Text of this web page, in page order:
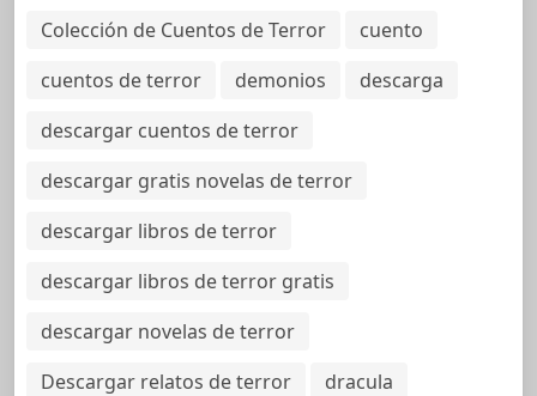
Colección de Cuentos de Terror
cuento
cuentos de terror
demonios
descarga
descargar cuentos de terror
descargar gratis novelas de terror
descargar libros de terror
descargar libros de terror gratis
descargar novelas de terror
Descargar relatos de terror
dracula